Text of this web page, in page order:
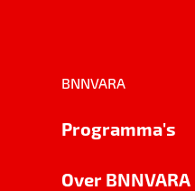
BNNVARA
Programma's
Over BNNVARA